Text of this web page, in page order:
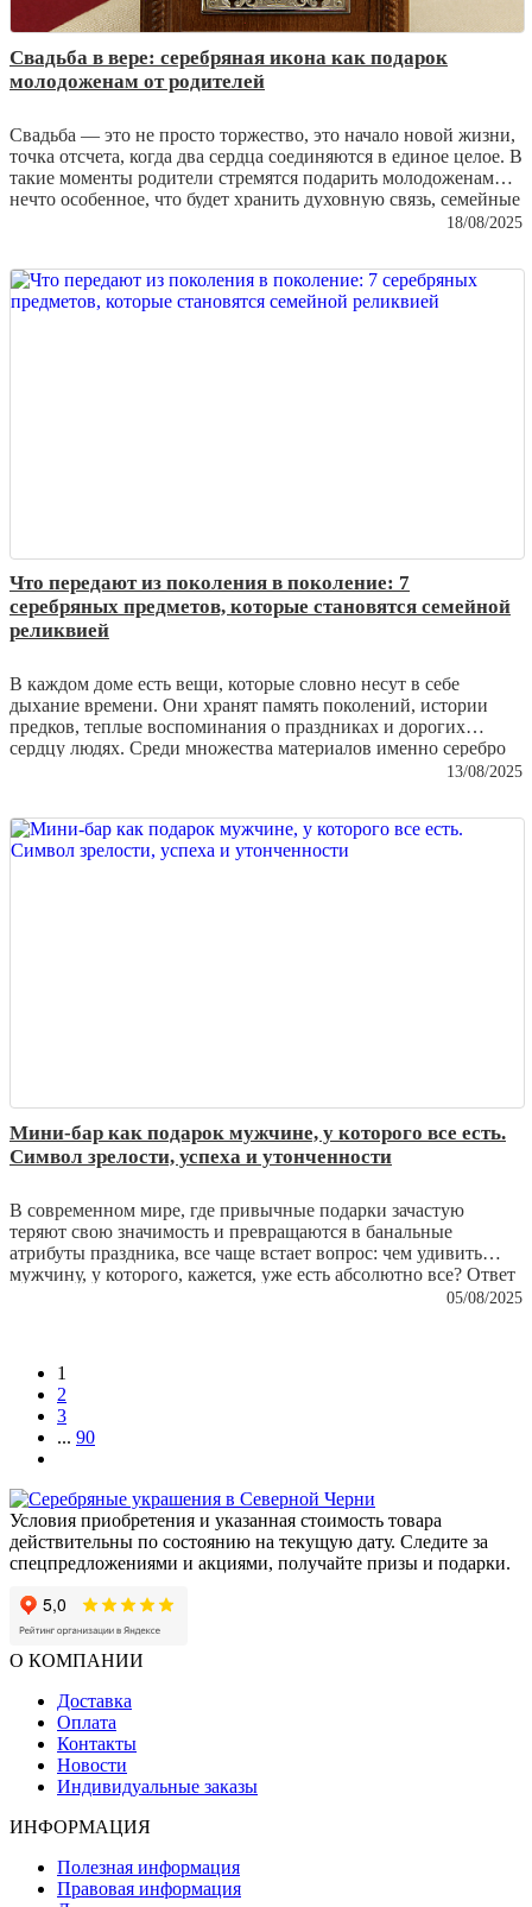
Свадьба в вере: серебряная икона как подарок
молодоженам от родителей
Свадьба — это не просто торжество, это начало новой жизни,
точка отсчета, когда два сердца соединяются в единое целое. В
такие моменты родители стремятся подарить молодоженам
нечто особенное, что будет хранить духовную связь, семейные
традиции и благословение. Среди множества подарков
металл в настоящее произведение искусства.
18/08/2025
Что передают из поколения в поколение: 7
серебряных предметов, которые становятся семейной
реликвией
В каждом доме есть вещи, которые словно несут в себе
дыхание времени. Они хранят память поколений, истории
предков, теплые воспоминания о праздниках и дорогих
сердцу людях. Среди множества материалов именно серебро
Сегодня мы расскажем о семи серебряных предметах, которые
из простой вещи превращаются в настоящую семейную
13/08/2025
Мини-бар как подарок мужчине, у которого все есть.
Символ зрелости, успеха и утонченности
В современном мире, где привычные подарки зачастую
теряют свою значимость и превращаются в банальные
атрибуты праздника, все чаще встает вопрос: чем удивить
мужчину, у которого, кажется, уже есть абсолютно все? Ответ
кроется не в практичности и не в сиюминутной выгоде, а в
признания и тонкого вкуса. Именно поэтому мини-бар из
благородных материалов — это больше, чем подарок. Это
знак зрелости, успеха и внутреннего достоинства.
05/08/2025
1
2
3
... 90
Условия приобретения и указанная стоимость товара
действительны по состоянию на текущую дату. Следите за
спецпредложениями и акциями, получайте призы и подарки.
О КОМПАНИИ
Доставка
Оплата
Контакты
Новости
Индивидуальные заказы
ИНФОРМАЦИЯ
Полезная информация
Правовая информация